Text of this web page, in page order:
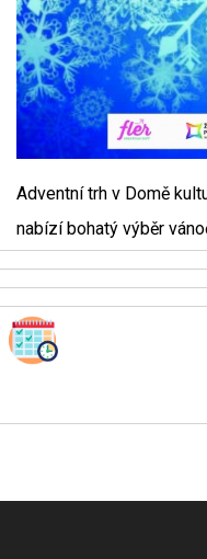
Adventní trh v Domě
nabízí bohatý výběr